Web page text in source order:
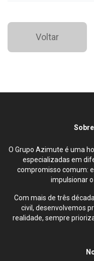
Voltar
O Grupo Azimute é uma
especializadas em
compromisso comum:
impulsionar
Com mais de três
civil, desenvolvemos
realidade, sempre